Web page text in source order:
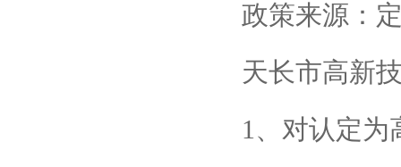
政策来源：
天长市高新
1、对认定为